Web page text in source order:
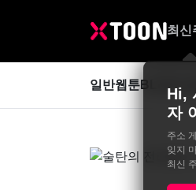
최신
Hi,
자
주소
잊지
최신
일반웹툰BL&GL